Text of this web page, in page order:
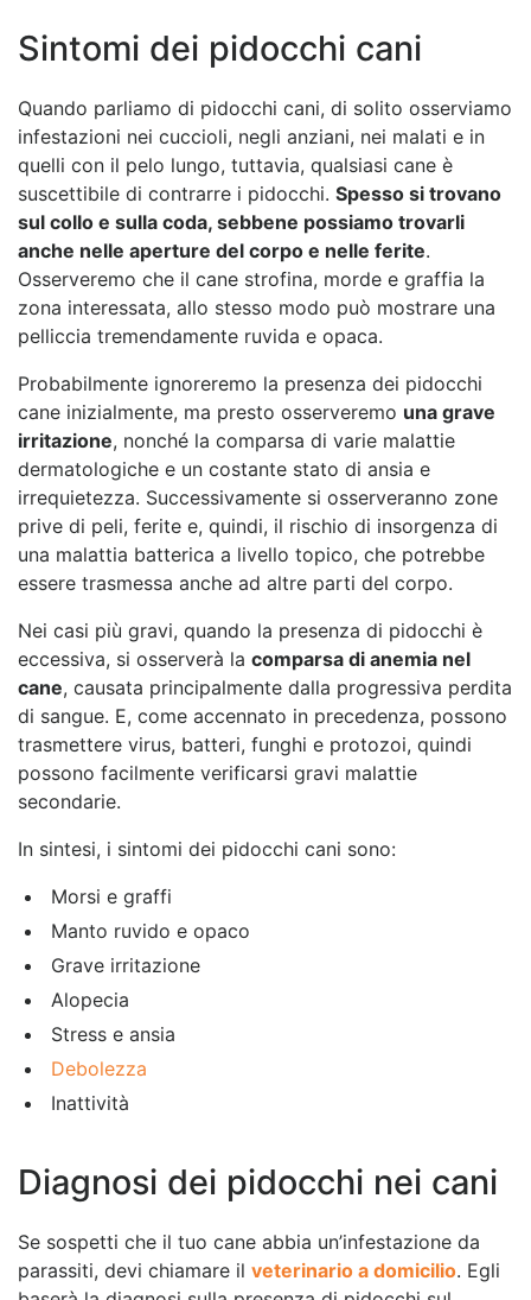
Sintomi dei pidocchi cani
Quando parliamo di pidocchi cani, di solito osserviamo
infestazioni nei cuccioli, negli anziani, nei malati e in
quelli con il pelo lungo, tuttavia, qualsiasi cane è
suscettibile di contrarre i pidocchi. Spesso si trovano
sul collo e sulla coda, sebbene possiamo trovarli
anche nelle aperture del corpo e nelle ferite.
Osserveremo che il cane strofina, morde e graffia la
zona interessata, allo stesso modo può mostrare una
pelliccia tremendamente ruvida e opaca.
Probabilmente ignoreremo la presenza dei pidocchi
cane inizialmente, ma presto osserveremo una grave
irritazione, nonché la comparsa di varie malattie
dermatologiche e un costante stato di ansia e
irrequietezza. Successivamente si osserveranno zone
prive di peli, ferite e, quindi, il rischio di insorgenza di
una malattia batterica a livello topico, che potrebbe
essere trasmessa anche ad altre parti del corpo.
Nei casi più gravi, quando la presenza di pidocchi è
eccessiva, si osserverà la comparsa di anemia nel
cane, causata principalmente dalla progressiva perdita
di sangue. E, come accennato in precedenza, possono
trasmettere virus, batteri, funghi e protozoi, quindi
possono facilmente verificarsi gravi malattie
secondarie.
In sintesi, i sintomi dei pidocchi cani sono:
Morsi e graffi
Manto ruvido e opaco
Grave irritazione
Alopecia
Stress e ansia
Debolezza
Inattività
Diagnosi dei pidocchi nei cani
Se sospetti che il tuo cane abbia un’infestazione da
parassiti, devi chiamare il veterinario a domicilio. Egli